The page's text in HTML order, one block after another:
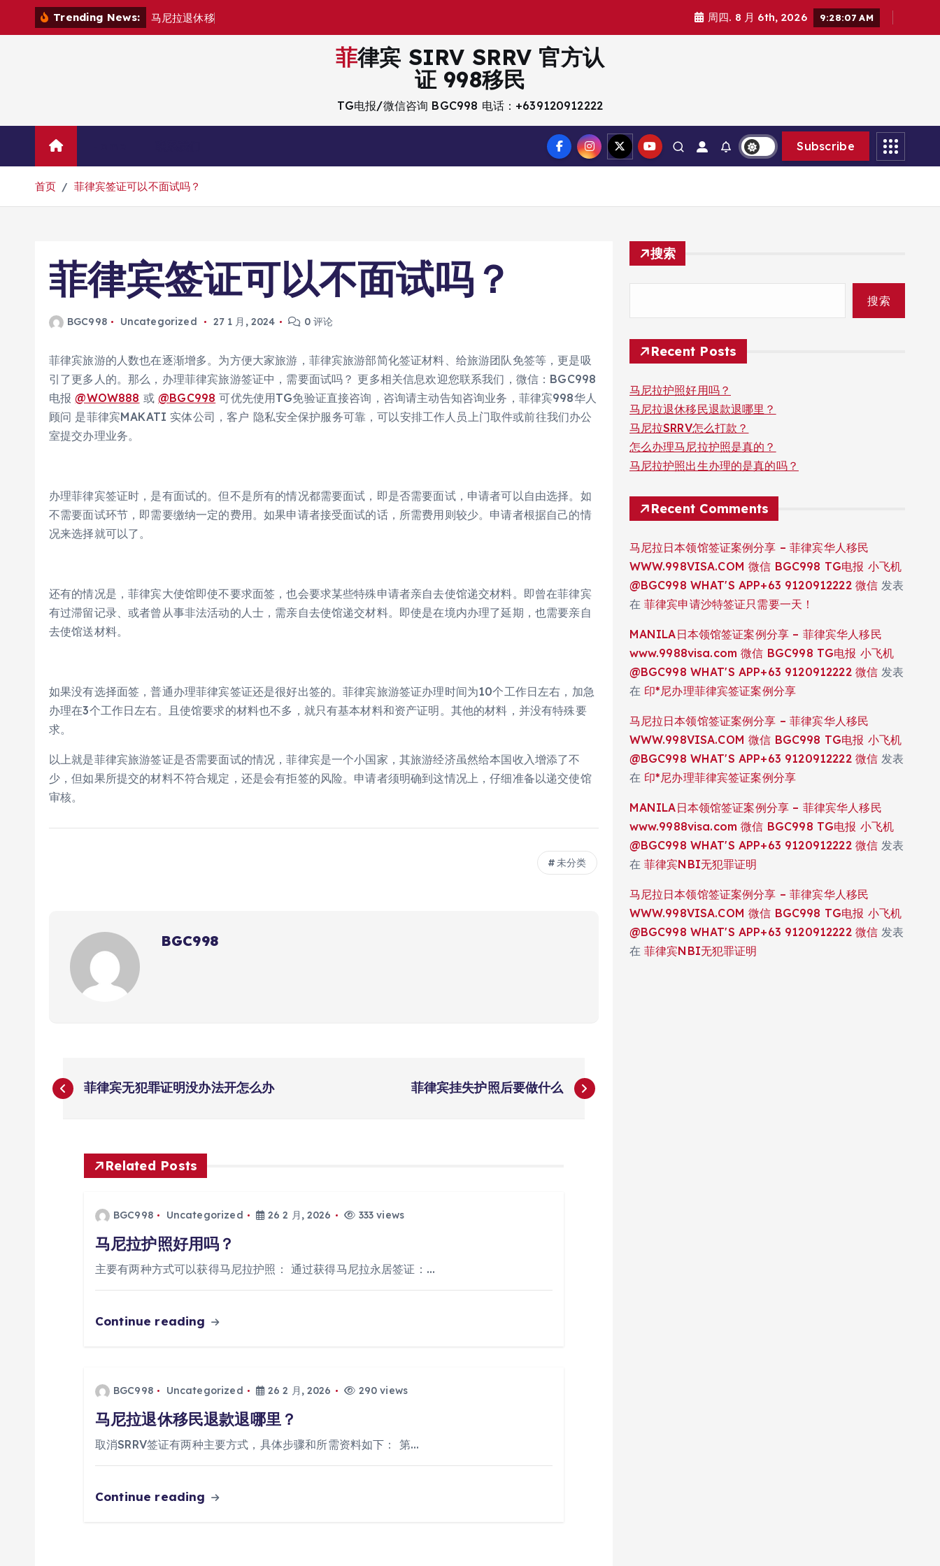
Trending News: 马 尼拉退休移 周四. 8 月 6th, 2026 9:28:07 AM
菲律宾 SIRV SRRV 官方认
证 998移民
TG电报/微信咨询 BGC998 电话：+639120912222
Subscribe
首页 菲律宾签证可以不面试吗？
菲律宾签证可以不面试吗？
BGC998 Uncategorized 27 1 月, 2024 0 评论
菲律宾旅游的人数也在逐渐增多。为方便大家旅游，菲律宾旅游部简化签证材料、给旅游团队免签等，更是吸
引了更多人的。那么，办理菲律宾旅游签证中，需要面试吗？ 更多相关信息欢迎您联系我们，微信：BGC998
电报@WOW888 或@BGC998 可优先使用TG免验证直接咨询，咨询请主动告知咨询业务，菲律宾998华人
顾问 是菲律宾MAKATI 实体公司，客户 隐私安全保护服务可靠，可以安排工作人员上门取件或前往我们办公
室提交办理业务。
办理菲律宾签证时，是有面试的。但不是所有的情况都需要面试，即是否需要面试，申请者可以自由选择。如
不需要面试环节，即需要缴纳一定的费用。如果申请者接受面试的话，所需费用则较少。申请者根据自己的情
况来选择就可以了。
还有的情况是，菲律宾大使馆即使不要求面签，也会要求某些特殊申请者亲自去使馆递交材料。即曾在菲律宾
有过滞留记录、或者曾从事非法活动的人士，需亲自去使馆递交材料。即使是在境内办理了延期，也需要亲自
去使馆送材料。
如果没有选择面签，普通办理菲律宾签证还是很好出签的。菲律宾旅游签证办理时间为10个工作日左右，加急
办理在3个工作日左右。且使馆要求的材料也不多，就只有基本材料和资产证明。其他的材料，并没有特殊要
求。
以上就是菲律宾旅游签证是否需要面试的情况，菲律宾是一个小国家，其旅游经济虽然给本国收入增添了不
少，但如果所提交的材料不符合规定，还是会有拒签的风险。申请者须明确到这情况上，仔细准备以递交使馆
审核。
未分类
BGC998
文
菲律宾无犯罪证明没办法开怎么办 菲律宾挂失护照后要做什么
Related Posts
BGC998 Uncategorized 26 2 月, 2026 333 views
马尼拉护照好用吗？
主要有两种方式可以获得马尼拉护照： 通过获得马尼拉永居签证：…
Continue reading
BGC998 Uncategorized 26 2 月, 2026 290 views
马尼拉退休移民退款退哪里？
取消SRRV签证有两种主要方式，具体步骤和所需资料如下： 第…
Continue reading
搜索
搜索
Recent Posts
马尼拉护照好用吗？
马尼拉退休移民退款退哪里？
马尼拉SRRV怎么打款？
怎么办理马尼拉护照是真的？
马尼拉护照出生办理的是真的吗？
Recent Comments
马尼拉日本领馆签证案例分享 – 菲律宾华人移民
WWW.998VISA.COM 微信 BGC998 TG电报 小飞机
@BGC998 WHAT'S APP+63 9120912222 微信 发表
在 菲律宾申请沙特签证只需要一天！
MANILA日本领馆签证案例分享 – 菲律宾华人移民
www.9988visa.com 微信 BGC998 TG电报 小飞机
@BGC998 WHAT'S APP+63 9120912222 微信 发表
在 印*尼办理菲律宾签证案例分享
马尼拉日本领馆签证案例分享 – 菲律宾华人移民
WWW.998VISA.COM 微信 BGC998 TG电报 小飞机
@BGC998 WHAT'S APP+63 9120912222 微信 发表
在 印*尼办理菲律宾签证案例分享
MANILA日本领馆签证案例分享 – 菲律宾华人移民
www.9988visa.com 微信 BGC998 TG电报 小飞机
@BGC998 WHAT'S APP+63 9120912222 微信 发表
在 菲律宾NBI无犯罪证明
马尼拉日本领馆签证案例分享 – 菲律宾华人移民
WWW.998VISA.COM 微信 BGC998 TG电报 小飞机
@BGC998 WHAT'S APP+63 9120912222 微信 发表
在 菲律宾NBI无犯罪证明